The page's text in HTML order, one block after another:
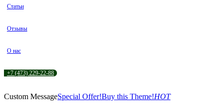
Статьи
Отзывы
О нас
+7 (473) 229-22-88
Custom MessageSpecial Offer!Buy this Theme!HOT